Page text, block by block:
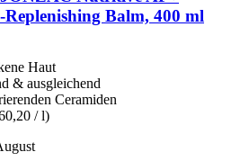
Balm, 400 ml
Haut
& ausgleichend
Ceramiden
/ l)